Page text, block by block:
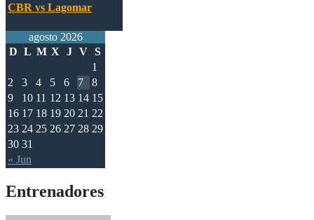
CBR vs Lagomar
agosto 2026
D L M X J V S
« Jun
1
2
3 4 5 6 7
8
9
10 11 12 13 14 15
16 17 18 19 20 21 22
23 24 25 26 27 28 29
30 31
Entrenadores